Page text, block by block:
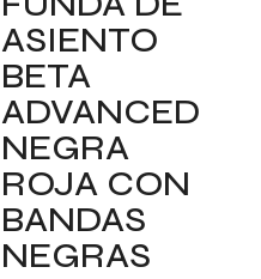
ASIENTO
BETA
ADVANCED
NEGRA
ROJA CON
BANDAS
NEGRAS